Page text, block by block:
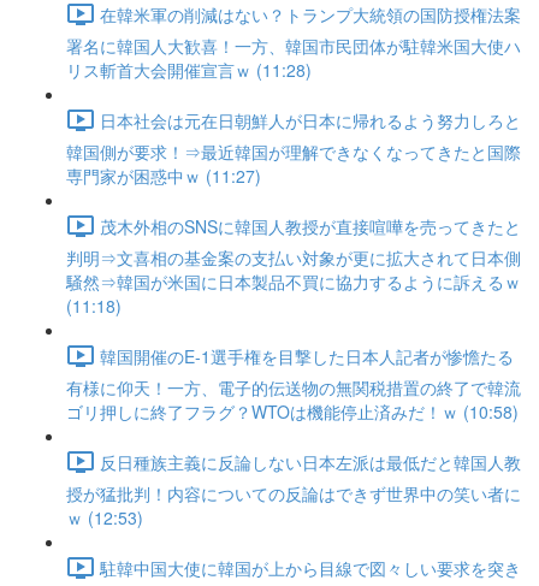
在韓米軍の削減はない？トランプ大統領の国防授権法案
署名に韓国人大歓喜！一方、韓国市民団体が駐韓米国大使ハ
リス斬首大会開催宣言ｗ (11:28)
日本社会は元在日朝鮮人が日本に帰れるよう努力しろと
韓国側が要求！⇒最近韓国が理解できなくなってきたと国際
専門家が困惑中ｗ (11:27)
茂木外相のSNSに韓国人教授が直接喧嘩を売ってきたと
判明⇒文喜相の基金案の支払い対象が更に拡大されて日本側
騒然⇒韓国が米国に日本製品不買に協力するように訴えるｗ
(11:18)
韓国開催のE-1選手権を目撃した日本人記者が惨憺たる
有様に仰天！一方、電子的伝送物の無関税措置の終了で韓流
ゴリ押しに終了フラグ？WTOは機能停止済みだ！ｗ (10:58)
反日種族主義に反論しない日本左派は最低だと韓国人教
授が猛批判！内容についての反論はできず世界中の笑い者に
ｗ (12:53)
駐韓中国大使に韓国が上から目線で図々しい要求を突き